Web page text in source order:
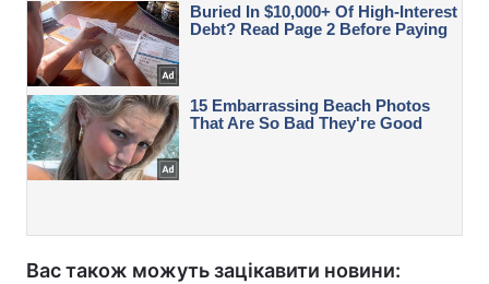
Вас також можуть зацікавити новини: